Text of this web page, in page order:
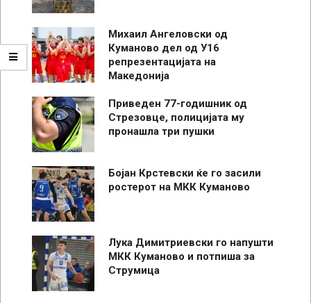
Михаил Ангеловски од
Куманово дел од У16
репрезентацијата на
Македонија
Приведен 77-годишник од
Стрезовце, полицијата му
пронашла три пушки
Бојан Крстевски ќе го засили
ростерот на МКК Куманово
Лука Димитриевски го напушти
МКК Куманово и потпиша за
Струмица